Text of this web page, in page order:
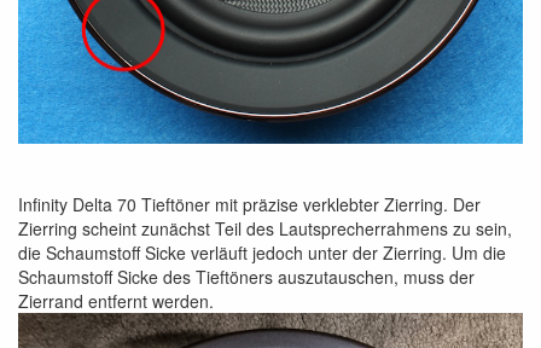
Infinity Delta 70 Tieftöner mit präzise verklebter Zierring. Der
Zierring scheint zunächst Teil des Lautsprecherrahmens zu sein,
die Schaumstoff Sicke verläuft jedoch unter der Zierring. Um die
Schaumstoff Sicke des Tieftöners auszutauschen, muss der
Zierrand entfernt werden.